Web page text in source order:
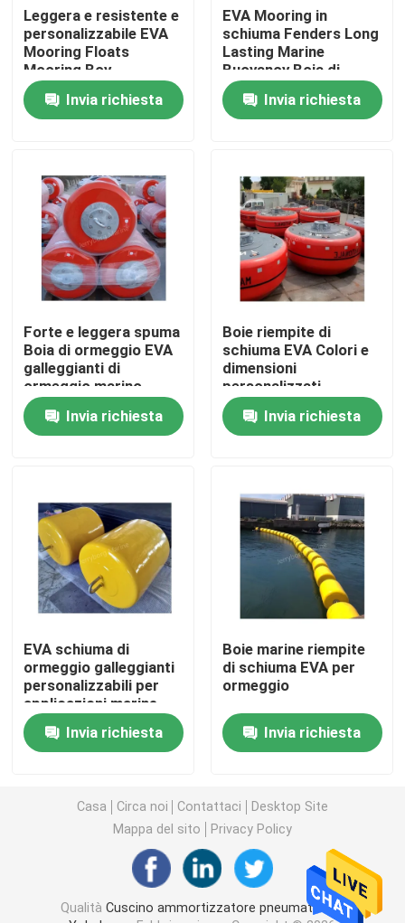
Prodotti
Circa noi
Controllo di qualità
Contattici
Notizie
Casi
idro cuscino ammortizzatore pneumatico
Cuscino ammortizzatore pneumatico di
cuscino ammortizzatore riempito di gomma piuma
tubo flessibile marino dell'olio
Airbag di sollevamento pesanti
Marine Navigation Buoy
Leggera e resistente e
personalizzabile EVA
Mooring Floats
Mooring Boy
Invia richiesta
EVA Mooring in
schiuma Fenders Long
Lasting Marine
Buoyancy Boia di
ormeggio in schiuma
EVA
Invia richiesta
Forte e leggera spuma
Boia di ormeggio EVA
galleggianti di
ormeggio marino
Invia richiesta
Boie riempite di
schiuma EVA Colori e
dimensioni
personalizzati
Disponibili Boia per
ormeggio marino
Invia richiesta
EVA schiuma di
ormeggio galleggianti
personalizzabili per
applicazioni marine
ormeggio boa
Invia richiesta
Boie marine riempite
di schiuma EVA per
ormeggio
Invia richiesta
Casa Circa noi Contattaci
Desktop Site
Mappa del sito
Privacy Policy
Qualità Cuscino ammortizzatore pneumatico di